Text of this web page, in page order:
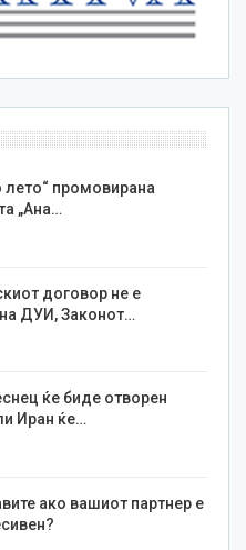
лето“ промовирана
„Ана…
договор не е
ДУИ, Законот…
ќе биде отворен
Иран ќе…
ако вашиот партнер е